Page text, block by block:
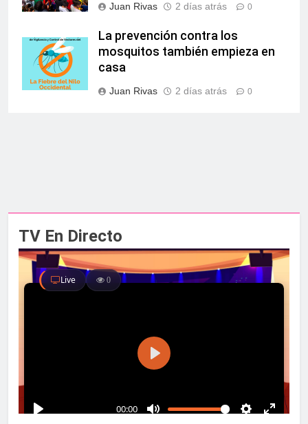
TV En Directo
Juan Rivas 2 días atrás 0
La prevención contra los
mosquitos también empieza en
casa
Juan Rivas 2 días atrás 0